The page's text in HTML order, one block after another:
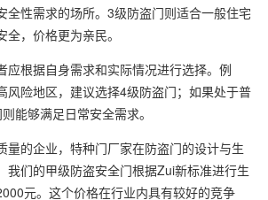
全性需求的场所。3级防盗门则适合一般住宅
，价格更为亲民。
应根据自身需求和实际情况进行选择。例
风险地区，建议选择4级防盗门；如果处于普
能够满足日常安全需求。
量的企业，特种门厂家在防盗门的设计与生
我们的甲级防盗安全门根据Zui新标准进行生
元。这个价格在行业内具有较好的竞争